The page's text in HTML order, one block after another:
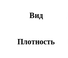
Вид
Плотность